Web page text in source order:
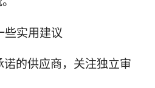
些实用建议
的供应商，关注独立审